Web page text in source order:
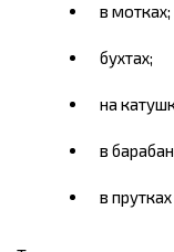
в мотках;
бухтах;
на
в
в